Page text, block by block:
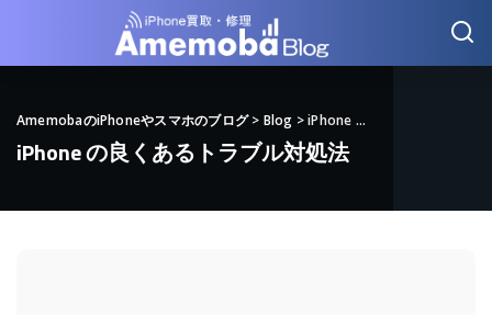
AmemobaのiPhoneやスマホのブログ> Blog >iPhone の良くあるトラブル対処法
iPhone の良くあるトラブル対処法